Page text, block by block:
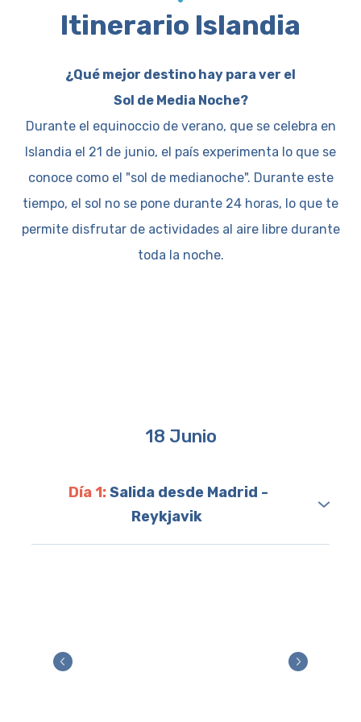
Itinerario Islandia
¿Qué mejor destino hay para ver el
Sol de Media Noche?
Durante el equinoccio de verano, que se celebra en
Islandia el 21 de junio, el país experimenta lo que se
conoce como el "sol de medianoche". Durante este
tiempo, el sol no se pone durante 24 horas, lo que te
permite disfrutar de actividades al aire libre durante
toda la noche.
18 Junio
Día 1:Salida desde Madrid -
Reykjavik
Nuestra aventura comienza con un vuelodesde
belleza natural que nos ofrece Islandia.